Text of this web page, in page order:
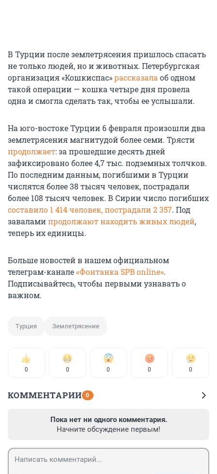
В Турции после землетрясения пришлось спасать
не только людей, но и животных. Петербургская
организация «Кошкиспас»рассказала об одном
такой операции — кошка четыре дня провела
одна и смогла сделать так, чтобы ее услышали.
На юго-востоке Турции 6 февраля произошли два
землетрясения магнитудой более семи. Трясти
продолжает: за прошедшие десять дней
зафиксировано более 4,7 тыс. подземных толчков.
По последним данным, погибшими в Турции
числятся более 38 тысяч человек, пострадали
более 108 тысяч человек. В Сирии число погибших
составило 1 414 человек, пострадали 2 357. Под
заваламипродолжают находить живых людей,
теперь их единицы.
Больше новостей в нашем официальном
телеграм-канале«Фонтанка SPB online».
Подписывайтесь, чтобы первыми узнавать о
важном.
Турция Землетрясение
0 0 0 0 0
КОММЕНТАРИИ 0
Пока нет ни одного комментария.
Начните обсуждение первым!